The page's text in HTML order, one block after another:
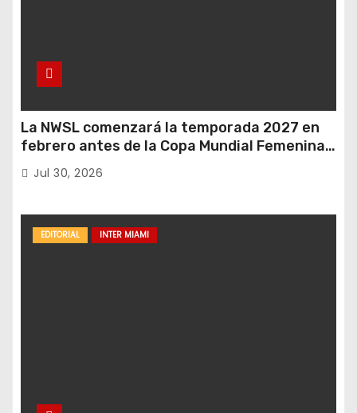
La NWSL comenzará la temporada 2027 en
febrero antes de la Copa Mundial Femenina
del próximo verano.
Jul 30, 2026
EDITORIAL INTER MIAMI